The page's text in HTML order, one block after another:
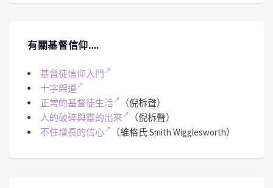
有關基督信仰….
基督徒信仰入門
十字架道
正常的基督徒生活
（倪柝聲）
人的破碎與靈的出來
（倪柝聲）
不住增長的信心
（維格氏 Smith Wigglesworth）